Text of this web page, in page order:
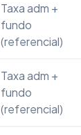
Taxa adm +
fundo
(referencial)
Taxa adm +
fundo
(referencial)